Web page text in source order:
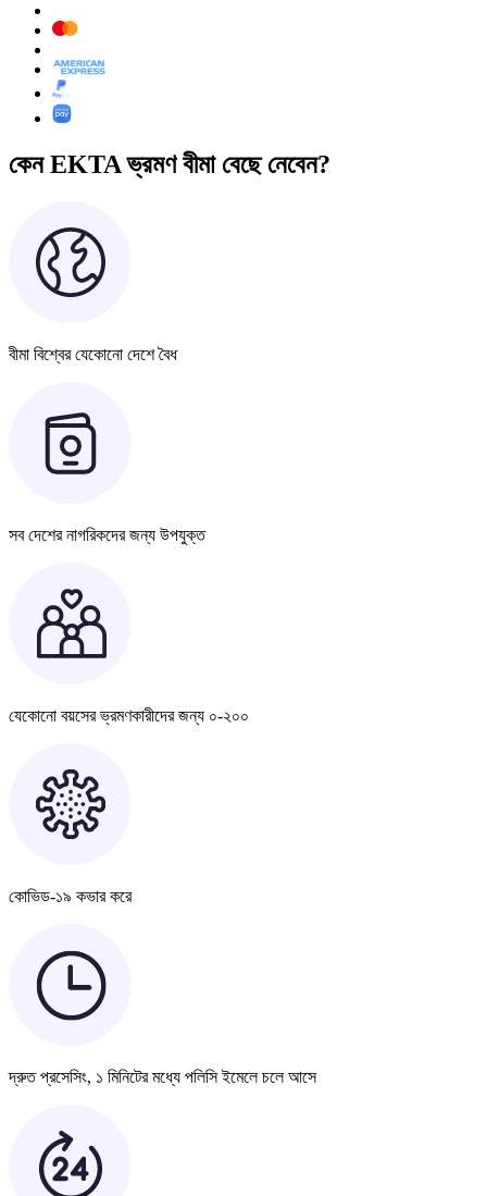
কেন EKTA ভ্রমণ বীমা বেছে নেবেন?
বীমা বিশ্বের যেকোনো দেশে বৈধ
সব দেশের নাগরিকদের জন্য উপযুক্ত
যেকোনো বয়সের ভ্রমণকারীদের জন্য ০-২০০
কোভিড-১৯ কভার করে
দ্রুত প্রসেসিং, ১ মিনিটের মধ্যে পলিসি ইমেলে চলে আসে